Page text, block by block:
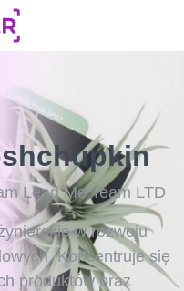
Lead Me Team LTD
w rozwoju
Koncentruje się
produktów oraz